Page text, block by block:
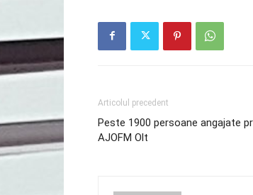
Articolul precedent
Peste 1900 persoane angajate
AJOFM Olt